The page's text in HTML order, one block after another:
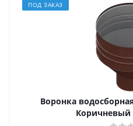
ПОД ЗАКАЗ
Воронка
Коричневый